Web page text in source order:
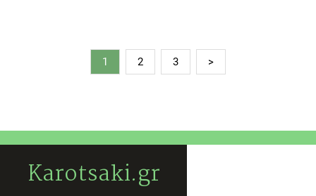
1 2 3 >
Karotsaki.gr